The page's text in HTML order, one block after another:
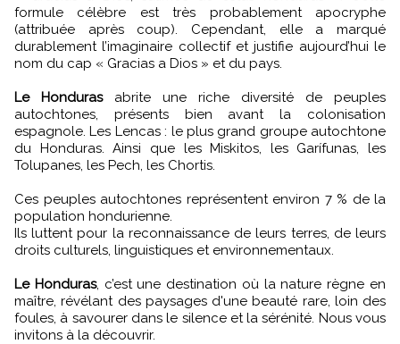
formule célèbre est très probablement apocryphe
(attribuée après coup). Cependant, elle a marqué
durablement l’imaginaire collectif et justifie aujourd’hui le
nom du cap « Gracias a Dios » et du pays.
Le Hondurasabrite une riche diversité de peuples
autochtones, présents bien avant la colonisation
espagnole. Les Lencas : le plus grand groupe autochtone
du Honduras. Ainsi que les Miskitos, les Garífunas, les
Tolupanes, les Pech, les Chortis.
Ces peuples autochtones représentent environ 7 % de la
population hondurienne.
Ils luttent pour la reconnaissance de leurs terres, de leurs
droits culturels, linguistiques et environnementaux.
Le Honduras, c’est une destination où la nature règne en
maître, révélant des paysages d'une beauté rare, loin des
foules, à savourer dans le silence et la sérénité. Nous vous
invitons à la découvrir.